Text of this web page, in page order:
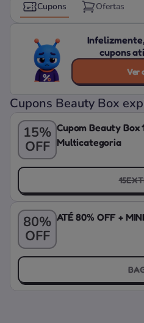
Cupons Ofertas
cupons
Ver
Cupons Beauty Box
15%
OFF
Cupom Beauty Box
Multicategoria
80%
OFF
ATÉ 80% OFF +